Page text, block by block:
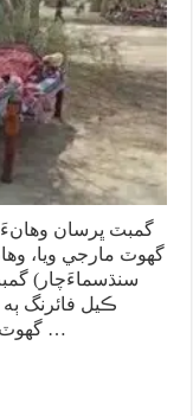
گهوٽ مارجي ويا،
سنڌسماءَچار)
ڪيل فائرنگ ٻه
گهوٽ مارجي ويا، گمبٽ ويجهو ڪچي جي ڳوٺ …